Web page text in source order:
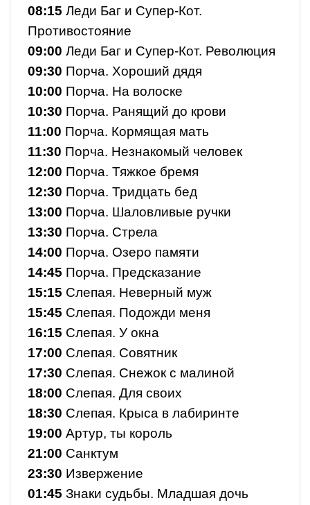
08:15 Леди Баг и Супер-Кот.
Противостояние
09:00 Леди Баг и Супер-Кот. Революция
09:30 Порча. Хороший дядя
10:00 Порча. На волоске
10:30 Порча. Ранящий до крови
11:00 Порча. Кормящая мать
11:30 Порча. Незнакомый человек
12:00 Порча. Тяжкое бремя
12:30 Порча. Тридцать бед
13:00 Порча. Шаловливые ручки
13:30 Порча. Стрела
14:00 Порча. Озеро памяти
14:45 Порча. Предсказание
15:15 Слепая. Неверный муж
15:45 Слепая. Подожди меня
16:15 Слепая. У окна
17:00 Слепая. Совятник
17:30 Слепая. Снежок с малиной
18:00 Слепая. Для своих
18:30 Слепая. Крыса в лабиринте
19:00 Артур, ты король
21:00 Санктум
23:30 Извержение
01:45 Знаки судьбы. Младшая дочь